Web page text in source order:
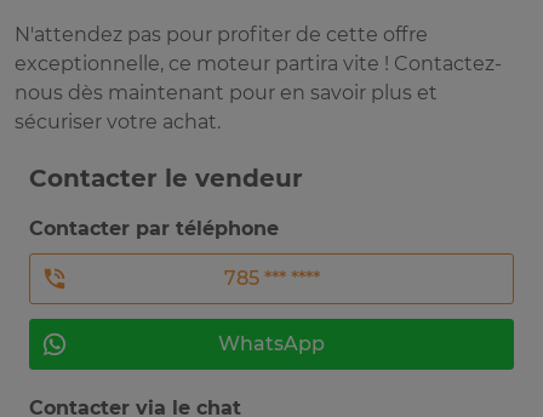
N'attendez pas pour profiter de cette offre
exceptionnelle, ce moteur partira vite ! Contactez-
nous dès maintenant pour en savoir plus et
sécuriser votre achat.
Contacter le vendeur
Contacter par téléphone
785 *** ****
WhatsApp
Contacter via le chat